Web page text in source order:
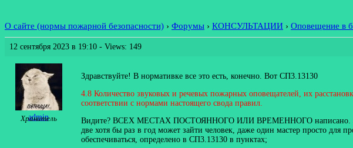
О сайте (нормы пожарной безопасности) › Форумы › КОНСУЛЬТАЦИИ › Оповещение в
12 сентября 2023 в 19:10 - Views: 149
admin
Хранитель
Здравствуйте! В нормативке все это есть, конечно. Вот СП3.13130
4.8 Количество звуковых и речевых пожарных оповещателей, их
соответствии с нормами настоящего свода правил.
Видите? ВСЕХ МЕСТАХ ПОСТОЯННОГО ИЛИ ВРЕМЕННОГО написано. Это
две хотя бы раз в год может зайти человек, даже один мастер просто
обеспечиваться, определено в СП3.13130 в пунктах;